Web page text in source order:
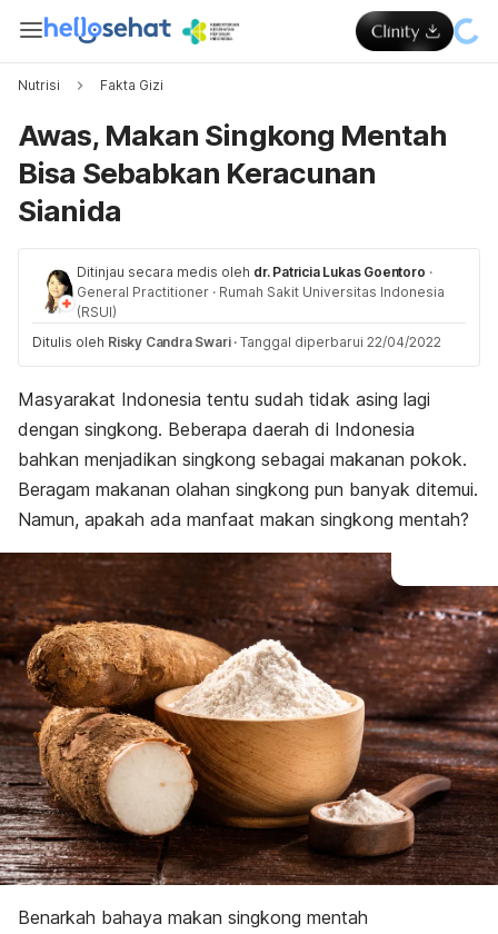
Nutrisi Fakta Gizi
Awas, Makan Singkong Mentah
Bisa Sebabkan Keracunan
Sianida
Ditinjau secara medis oleh dr. Patricia Lukas Goentoro ·
General Practitioner · Rumah Sakit Universitas Indonesia
(RSUI)
Ditulis oleh Risky Candra Swari · Tanggal diperbarui 22/04/2022
Masyarakat Indonesia tentu sudah tidak asing lagi
dengan singkong. Beberapa daerah di Indonesia
bahkan menjadikan singkong sebagai makanan pokok.
Beragam makanan olahan singkong pun banyak ditemui.
Namun, apakah ada manfaat makan singkong mentah?
Benarkah bahaya makan singkong mentah